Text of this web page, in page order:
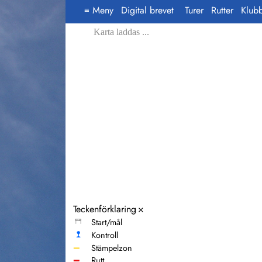
≡ Meny Digital brevet Turer Rutter
Karta laddas ...
Teckenförklaring ×
Start/mål
Kontroll
━ Stämpelzon